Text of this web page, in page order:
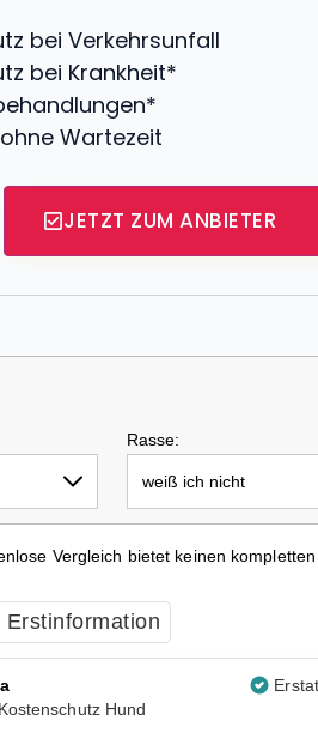
bei Verkehrsunfall
bei Krankheit*
Wartezeit
JETZT ZUM ANBIETER